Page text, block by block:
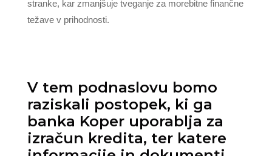
stranke, kar zmanjšuje tveganje za morebitne finančne
težave v prihodnosti.
V tem podnaslovu bomo
raziskali postopek, ki ga
banka Koper uporablja za
izračun kredita, ter katere